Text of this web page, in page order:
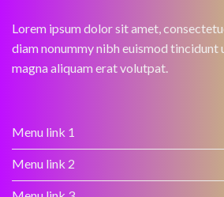
Lorem ipsum dolor sit amet,
diam nonummy nibh euismod tincidunt
magna aliquam erat volutpat.
Menu link 1
Menu link 2